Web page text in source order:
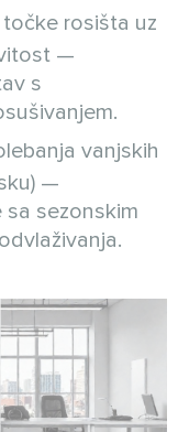
rosišta uz
—
s
vanjskih
—
sezonskim